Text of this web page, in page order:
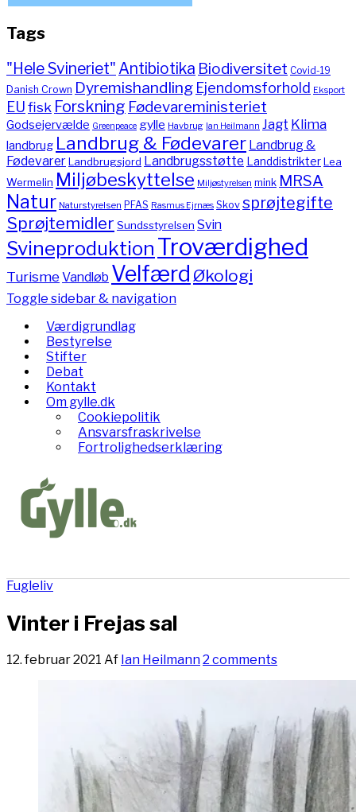
Tags
"Hele Svineriet" Antibiotika Biodiversitet Covid-19
Danish Crown Dyremishandling Ejendomsforhold Eksport
EUfisk Forskning Fødevareministeriet
Godsejervælde Greenpeace gylle Havbrug Ian Heilmann Jagt Klima
landbrug Landbrug & Fødevarer Landbrug &
FødevarerLandbrugsjord Landbrugsstøtte LanddistrikterLea
Wermelin Miljøbeskyttelse Miljøstyrelsen mink MRSA
Natur Naturstyrelsen PFAS Rasmus Ejrnæs Skov sprøjtegifte
Sprøjtemidler Sundsstyrelsen Svin
Svineproduktion Troværdighed
TurismeVandløb Velfærd Økologi
Toggle sidebar & navigation
Værdigrundlag
Bestyrelse
Stifter
Debat
Kontakt
Om gylle.dk
Cookiepolitik
Ansvarsfraskrivelse
Fortrolighedserklæring
Fugleliv
Vinter i Frejas sal
12. februar 2021 Af Ian Heilmann2 comments